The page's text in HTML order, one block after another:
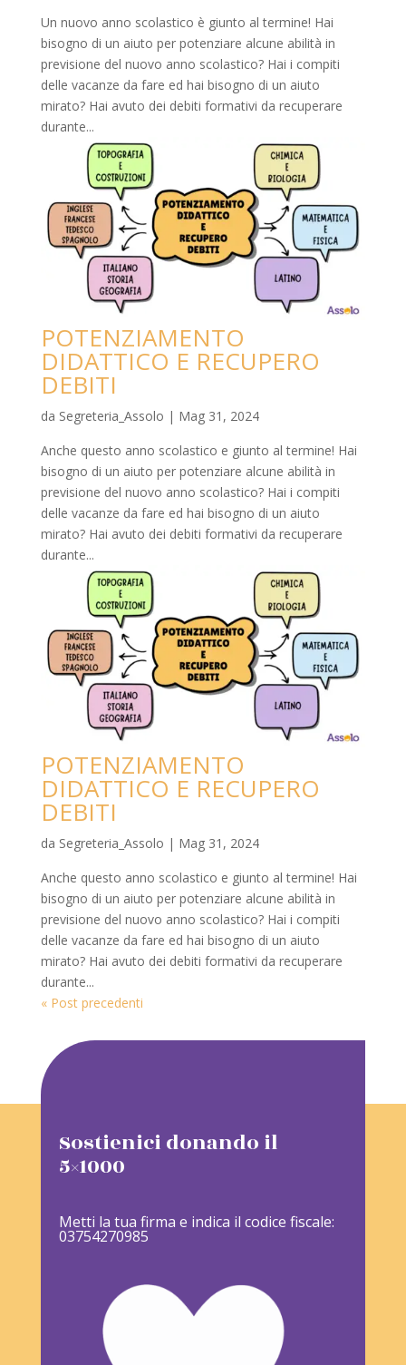
Un nuovo anno scolastico è giunto al termine! Hai
bisogno di un aiuto per potenziare alcune abilità in
previsione del nuovo anno scolastico? Hai i compiti
delle vacanze da fare ed hai bisogno di un aiuto
mirato? Hai avuto dei debiti formativi da recuperare
durante...
POTENZIAMENTO
DIDATTICO E RECUPERO
DEBITI
da Segreteria_Assolo | Mag 31, 2024
Anche questo anno scolastico e giunto al termine! Hai
bisogno di un aiuto per potenziare alcune abilità in
previsione del nuovo anno scolastico? Hai i compiti
delle vacanze da fare ed hai bisogno di un aiuto
mirato? Hai avuto dei debiti formativi da recuperare
durante...
POTENZIAMENTO
DIDATTICO E RECUPERO
DEBITI
da Segreteria_Assolo | Mag 31, 2024
Anche questo anno scolastico e giunto al termine! Hai
bisogno di un aiuto per potenziare alcune abilità in
previsione del nuovo anno scolastico? Hai i compiti
delle vacanze da fare ed hai bisogno di un aiuto
mirato? Hai avuto dei debiti formativi da recuperare
durante...
« Post precedenti
Sostienici donando il
5×1000
Metti la tua firma e indica il codice fiscale:
03754270985